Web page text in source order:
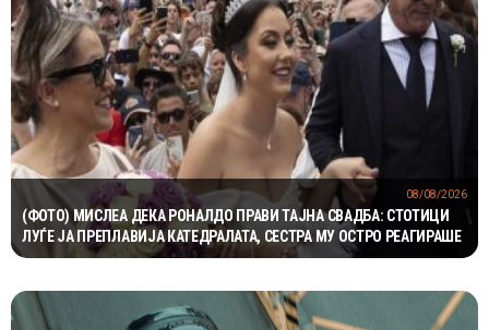
(ФОТО) МИСЛЕА ДЕКА РОНАЛДО ПРАВИ ТАЈНА СВАДБА: СТОТИЦИ
ЛУЃЕ ЈА ПРЕПЛАВИЈА КАТЕДРАЛАТА, СЕСТРА МУ ОСТРО РЕАГИРАШЕ
08/08/2026